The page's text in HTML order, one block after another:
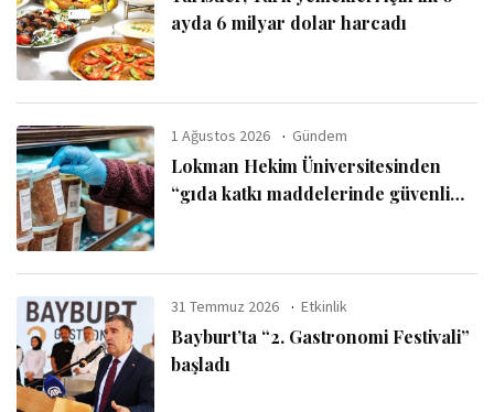
ayda 6 milyar dolar harcadı
1 Ağustos 2026 Gündem
Lokman Hekim Üniversitesinden
“gıda katkı maddelerinde güvenli
31 Temmuz 2026 Etkinlik
Bayburt’ta “2. Gastronomi Festivali”
başladı